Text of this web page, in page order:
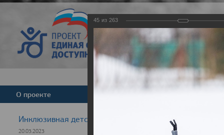
Версия для
О проекте
Инклюзивная детская гонка "Лыжня здоровья" 2023
20.03.2023
45 из 263